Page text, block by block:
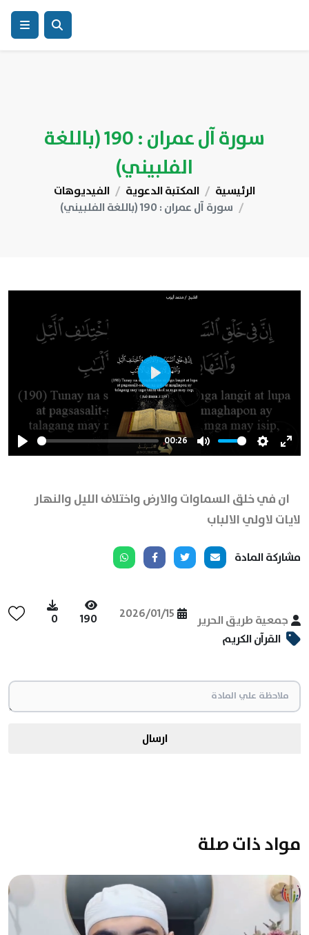
سورة آل عمران : 190 (باللغة
الفلبيني)
الرئيسية المكتبة الدعوية
الفيديوهات
سورة آل عمران : 190 (باللغة الفلبيني)
Play
00:26
Mute Settings
Play
ان في خلق السماوات والارض واختلاف الليل والنهار
لايات لاولي الالباب
مشاركة المادة
جمعية طريق الحرير 2026/01/15
190
0
القرآن الكريم
ارسال
مواد ذات صلة